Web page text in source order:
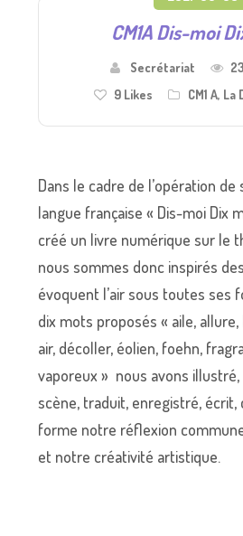
CM1A Dis-moi
Secrétariat
9 Likes CM1 A, La
Dans le cadre de l’opération de
langue française « Dis-moi Dix
créé un livre numérique sur le
nous sommes donc inspirés
évoquent l’air sous toutes ses
dix mots proposés « aile,
air, décoller, éolien, foehn,
vaporeux » nous avons illustré,
scène, traduit, enregistré,
forme notre réflexion
et notre créativité artistique.